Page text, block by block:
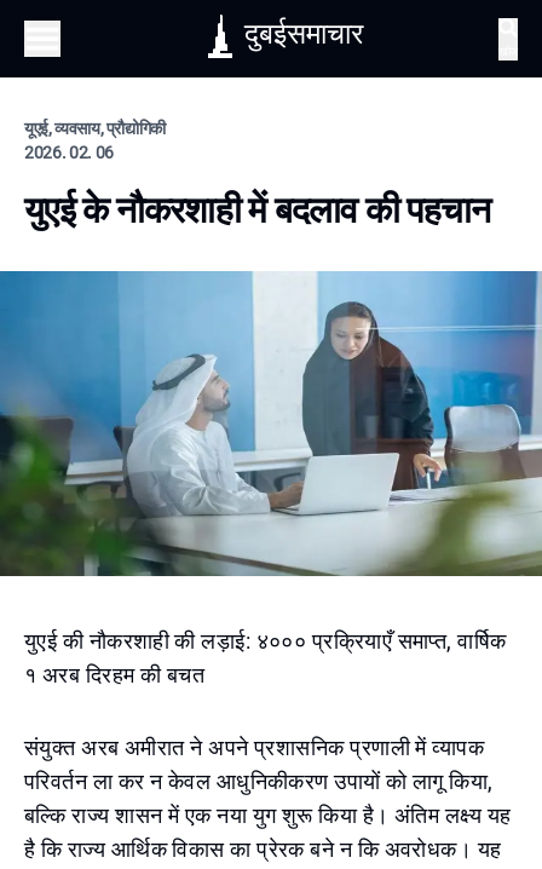
दुबईसमाचार
यूएई, व्यवसाय, प्रौद्योगिकी
2026. 02. 06
युएई के नौकरशाही में बदलाव की पहचान
युएई की नौकरशाही की लड़ाई: ४००० प्रक्रियाएँ समाप्त, वार्षिक
१ अरब दिरहम की बचत
संयुक्त अरब अमीरात ने अपने प्रशासनिक प्रणाली में व्यापक
परिवर्तन ला कर न केवल आधुनिकीकरण उपायों को लागू किया,
बल्कि राज्य शासन में एक नया युग शुरू किया है। अंतिम लक्ष्य यह
है कि राज्य आर्थिक विकास का प्रेरक बने न कि अवरोधक। यह